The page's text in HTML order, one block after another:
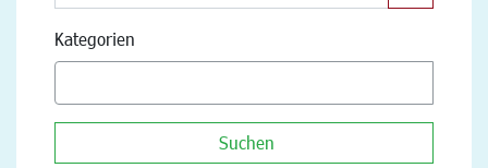
Kategorien
Suchen